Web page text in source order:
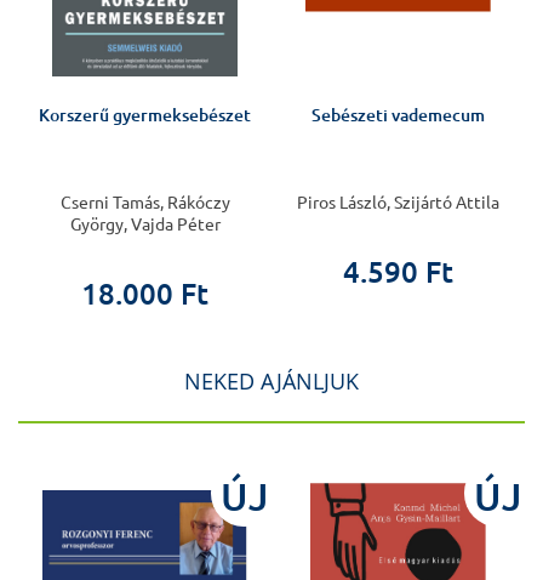
Korszerű gyermeksebészet
Cserni Tamás, Rákóczy
György, Vajda Péter
18.000 Ft
Sebészeti vademecum
Piros László, Szijártó Attila
4.590 Ft
NEKED AJÁNLJUK
ÚJ ÚJ